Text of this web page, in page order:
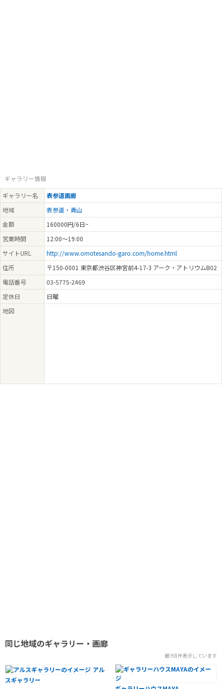
ギャラリー情報
ギャラリー名
表参道画廊
地域
表参道・青山
金額
160000円/6日~
営業時間
12:00～19:00
サイトURL
http://www.omotesando-garo.com/home.html
住所
〒150-0001 東京都渋谷区神宮前4-17-3 アーク・アトリウムB02
電話番号
03-5775-2469
定休日
日曜
地図
同じ地域のギャラリー・画廊
最大8件表示しています
アル
スギャラリー